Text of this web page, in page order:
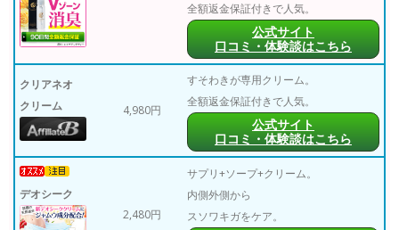
全額返金保証付きで人気。
公式サイト
口コミ・体験談はこちら
クリアネオ
クリーム
4,980円
すそわきが専用クリーム。
全額返金保証付きで人気。
公式サイト
口コミ・体験談はこちら
デオシーク
2,480円
サプリ+ソープ+クリーム。
内側外側から
スソワキガをケア。